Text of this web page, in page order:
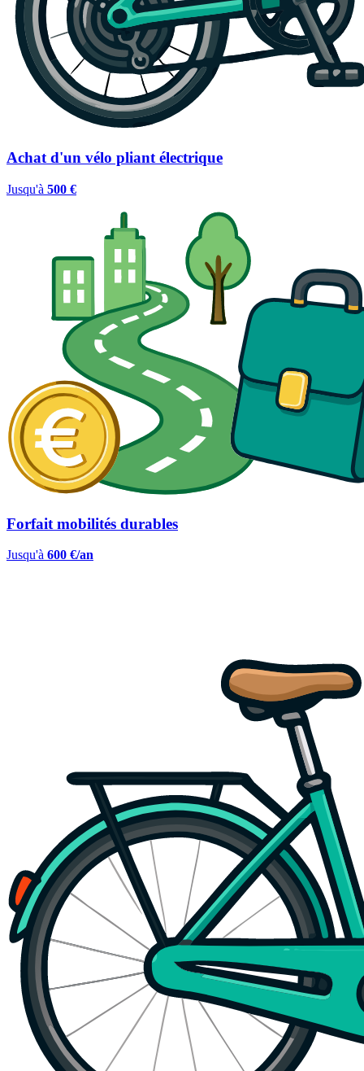
Achat d'un vélo pliant électrique
Jusqu'à 500 €
Forfait mobilités durables
Jusqu'à 600 €/an